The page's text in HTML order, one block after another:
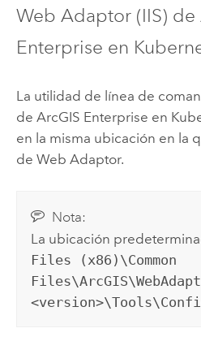
Web Adaptor (IIS) de
Enterprise en
La utilidad de línea de
de ArcGIS Enterprise en
en la misma ubicación en la
de Web Adaptor.
Nota:
La ubicación
Files (x86)\Common